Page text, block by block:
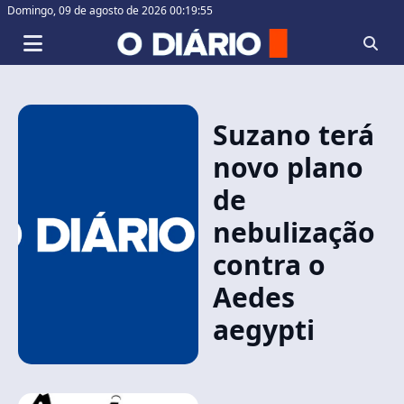
Domingo,09 de agosto de 2026 00:19:55
Suzano terá
novo plano
de
nebulização
contra o
Aedes
aegypti